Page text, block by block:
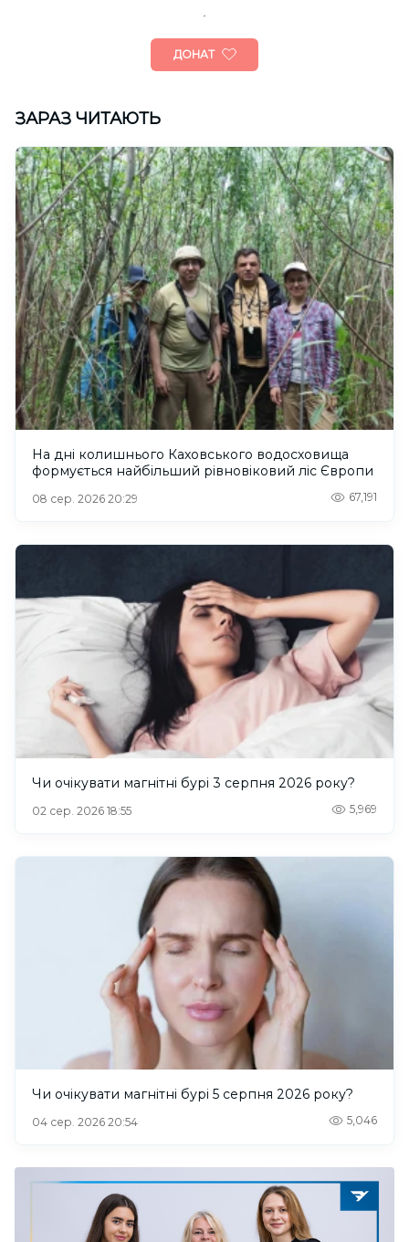
ДОНАТ
ЗАРАЗ ЧИТАЮТЬ
На дні колишнього Каховського водосховища
формується найбільший рівновіковий ліс Європи
08 сер. 2026 20:29 67,191
Чи очікувати магнітні бурі 3 серпня 2026 року?
02 сер. 2026 18:55 5,969
Чи очікувати магнітні бурі 5 серпня 2026 року?
04 сер. 2026 20:54 5,046